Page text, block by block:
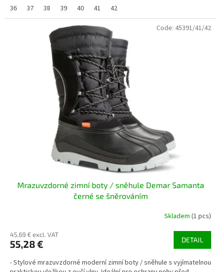
36
37 38 39 40 41 42
Mrazuvzdorné zimní boty / sněhule Demar Samanta
černé se šněrováním
Skladem (1 pcs)
45,69 € excl. VAT
55,28 € DETAIL
- Stylové mrazuvzdorné moderní zimní boty / sněhule s vyjímatelnou
Code: 45391/41/42